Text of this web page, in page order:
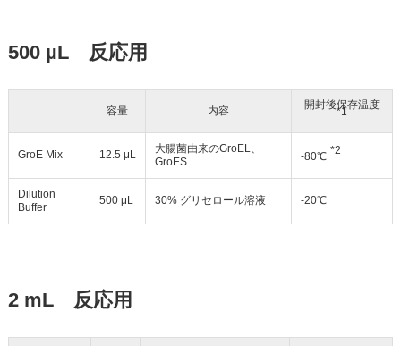
500 µL 反応用
容量 内容 開封後保存温度
*1
GroE Mix 12.5 μL
大腸菌由来のGroEL、
GroES
-80℃
*2
Dilution
Buffer
500 μL 30% グリセロール溶液 -20℃
2 mL 反応用